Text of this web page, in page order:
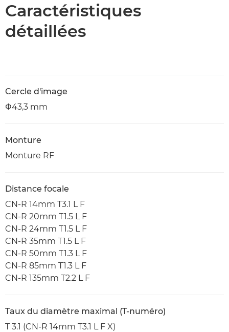
Caractéristiques
détaillées
Cercle d'image
Φ43,3 mm
Monture
Monture RF
Distance focale
CN-R 14mm T3.1 L F
CN-R 20mm T1.5 L F
CN-R 24mm T1.5 L F
CN-R 35mm T1.5 L F
CN-R 50mm T1.3 L F
CN-R 85mm T1.3 L F
CN-R 135mm T2.2 L F
Taux du diamètre maximal (T-numéro)
T 3.1 (CN-R 14mm T3.1 L F X)